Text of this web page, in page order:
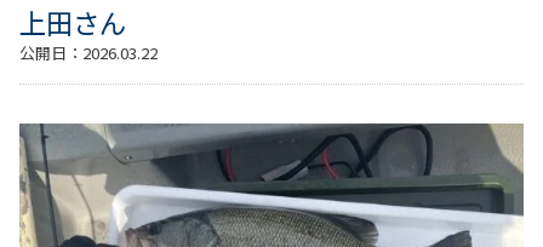
上田さん
公開日： 2026.03.22